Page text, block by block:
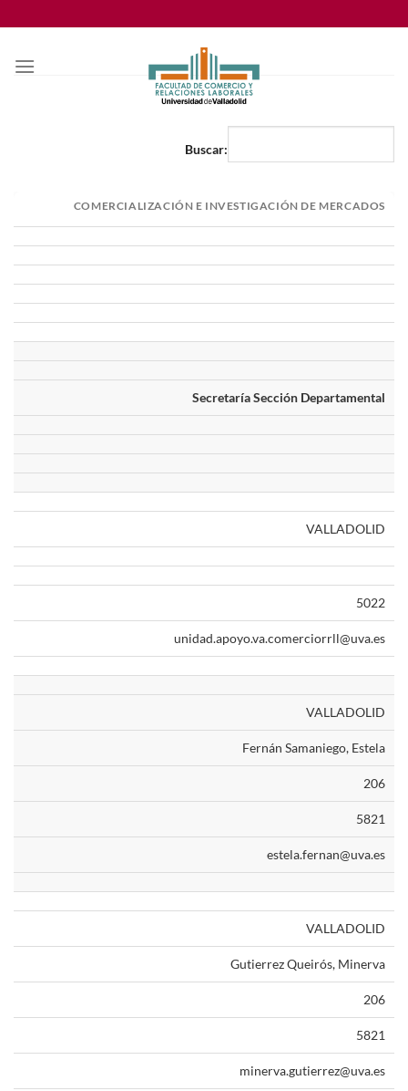
al
contenido
Buscar:
COMERCIALIZACIÓN E INVESTIGACIÓN DE MERCADOS
Secretaría Sección Departamental
VALLADOLID
5022
unidad.apoyo.va.comerciorrll@uva.es
VALLADOLID
Fernán Samaniego, Estela
206
5821
estela.fernan@uva.es
VALLADOLID
Gutierrez Queirós, Minerva
206
5821
minerva.gutierrez@uva.es